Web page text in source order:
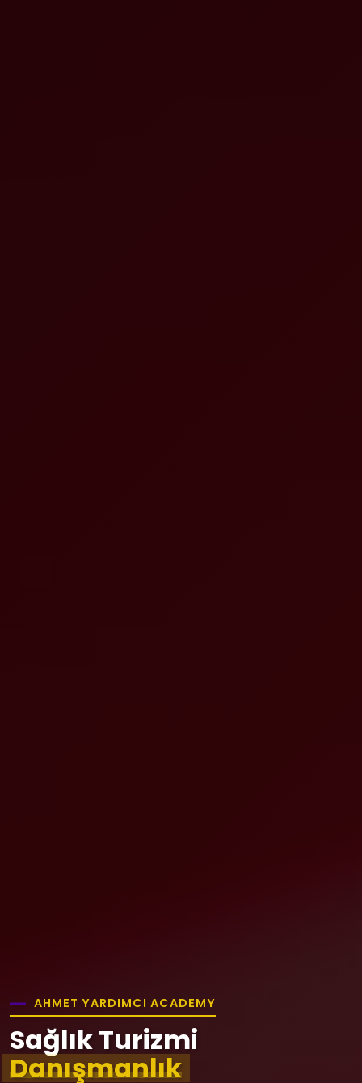
AHMET YARDIMCI ACADEMY
Sağlık Turizmi
Danışmanlık